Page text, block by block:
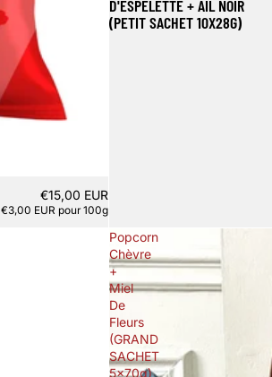
€15,00 EUR
€3,00 EUR pour 100g
D'ESPELETTE + AIL NOIR
(PETIT SACHET 10X28G)
Popcorn
Chèvre
+
Miel
De
Fleurs
(GRAND
SACHET
5x70g)